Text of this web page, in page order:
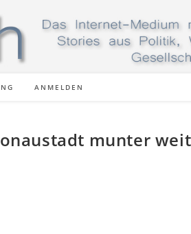
ANMELDEN
munter